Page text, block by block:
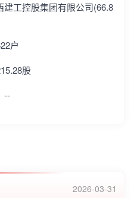
建工控股集团有限公司(66.8
户
股
--
2026-03-31